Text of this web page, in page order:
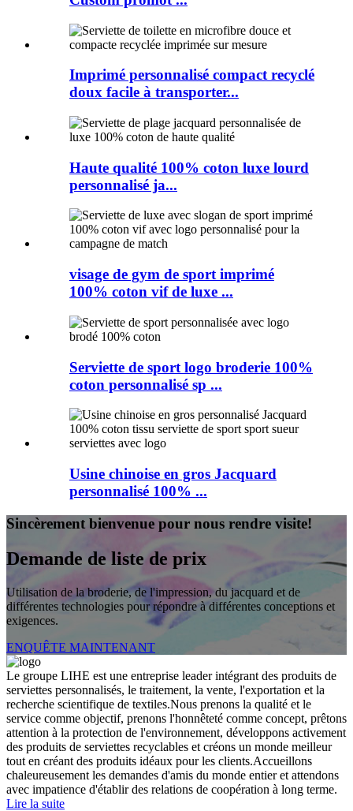
Imprimé personnalisé compact recyclé
doux facile à transporter...
Haute qualité 100% coton luxe lourd
personnalisé ja...
visage de gym de sport imprimé
100% coton vif de luxe ...
Serviette de sport logo broderie 100%
coton personnalisé sp ...
Usine chinoise en gros Jacquard
personnalisé 100% ...
Sincèrement bienvenue pour nous rendre visite!
Demande de liste de prix
Utilisation de la broderie, de l'impression, du jacquard et de
différentes technologies pour répondre à différentes conceptions et
exigences.
ENQUÊTE MAINTENANT
Le groupe LIHE est une entreprise leader intégrant des produits de
serviettes personnalisés, le traitement, la vente, l'exportation et la
recherche scientifique de textiles.Nous prenons la qualité et le
service comme objectif, prenons l'honnêteté comme concept, prêtons
attention à la protection de l'environnement, développons activement
des produits de serviettes recyclables et créons un monde meilleur
tout en créant des produits idéaux pour les clients.Accueillons
chaleureusement les demandes d'amis du monde entier et attendons
avec impatience d'établir des relations de coopération à long terme.
Lire la suite